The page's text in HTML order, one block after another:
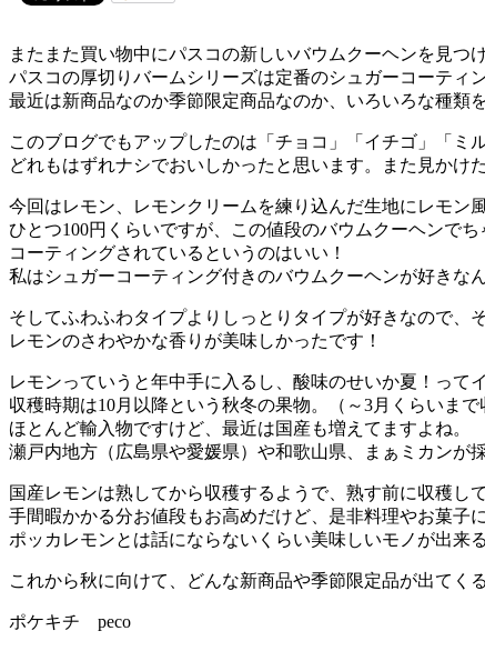
またまた買い物中にパスコの新しいバウムクーヘンを見つ
パスコの厚切りバームシリーズは定番のシュガーコーティ
最近は新商品なのか季節限定商品なのか、いろいろな種類
このブログでもアップしたのは「チョコ」「イチゴ」「ミ
どれもはずれナシでおいしかったと思います。また見かけ
今回はレモン、レモンクリームを練り込んだ生地にレモン
ひとつ100円くらいですが、この値段のバウムクーヘンで
コーティングされているというのはいい！
私はシュガーコーティング付きのバウムクーヘンが好きな
そしてふわふわタイプよりしっとりタイプが好きなので、
レモンのさわやかな香りが美味しかったです！
レモンっていうと年中手に入るし、酸味のせいか夏！って
収穫時期は10月以降という秋冬の果物。（～3月くらいまで
ほとんど輸入物ですけど、最近は国産も増えてますよね。
瀬戸内地方（広島県や愛媛県）や和歌山県、まぁミカンが
国産レモンは熟してから収穫するようで、熟す前に収穫し
手間暇かかる分お値段もお高めだけど、是非料理やお菓子
ポッカレモンとは話にならないくらい美味しいモノが出来
これから秋に向けて、どんな新商品や季節限定品が出てく
ポケキチ peco